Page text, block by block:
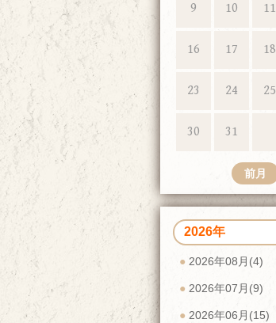
9 10 11
16 17 18
23 24 25
30 31
前月
2026年
2026年08月(4)
2026年07月(9)
2026年06月(15)